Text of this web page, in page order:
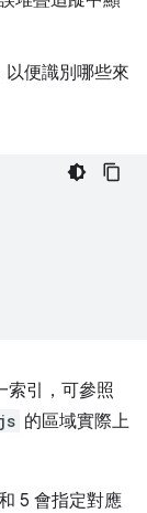
便識別哪些來
索引，可參照
的區域實際上
5 會指定對應